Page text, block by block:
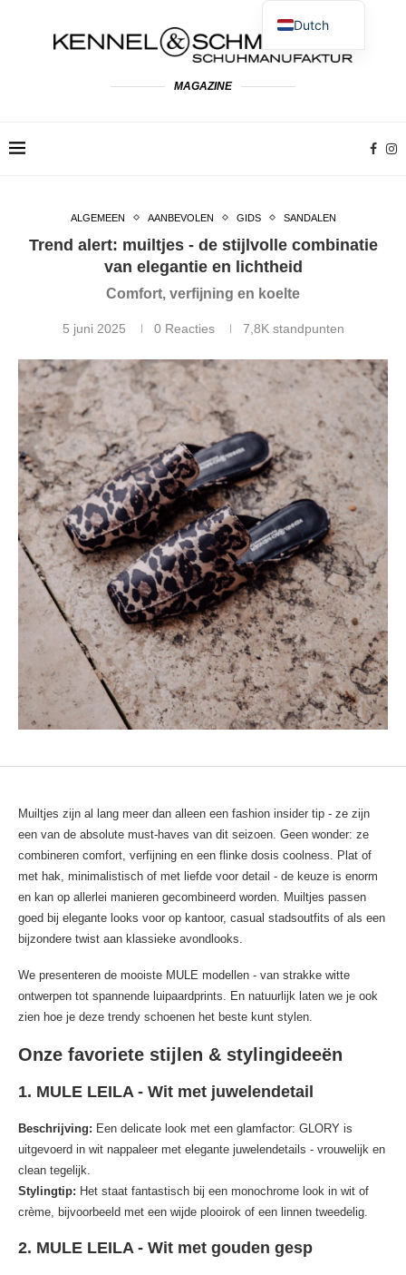
MAGAZINE
ALGEMEEN AANBEVOLEN GIDS SANDALEN
Trend alert: muiltjes - de stijlvolle combinatie
van elegantie en lichtheid
Comfort, verfijning en koelte
5 juni 2025 0 Reacties 7,8Kstandpunten
Muiltjes zijn al lang meer dan alleen een fashion insider tip - ze zijn
een van de absolute must-haves van dit seizoen. Geen wonder: ze
combineren comfort, verfijning en een flinke dosis coolness. Plat of
met hak, minimalistisch of met liefde voor detail - de keuze is enorm
en kan op allerlei manieren gecombineerd worden. Muiltjes passen
goed bij elegante looks voor op kantoor, casual stadsoutfits of als een
bijzondere twist aan klassieke avondlooks.
We presenteren de mooiste MULE modellen - van strakke witte
ontwerpen tot spannende luipaardprints. En natuurlijk laten we je ook
zien hoe je deze trendy schoenen het beste kunt stylen.
Onze favoriete stijlen & stylingideeën
1. MULE LEILA - Wit met juwelendetail
Beschrijving: Een delicate look met een glamfactor: GLORY is
uitgevoerd in wit nappaleer met elegante juwelendetails - vrouwelijk en
clean tegelijk.
Stylingtip: Het staat fantastisch bij een monochrome look in wit of
crème, bijvoorbeeld met een wijde plooirok of een linnen tweedelig.
2. MULE LEILA - Wit met gouden gesp
Dutch
German
English